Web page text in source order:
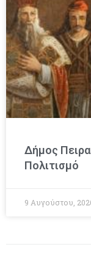
Δήμος
Πολιτισμό
9 Αυγούστου,